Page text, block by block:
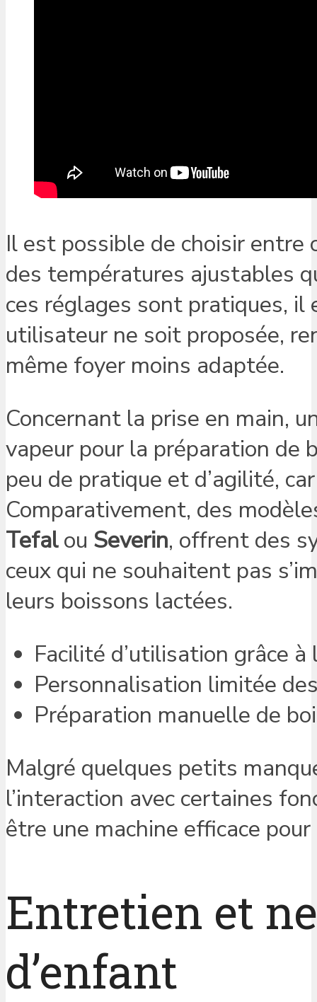
Il est possible de choisir entre
des températures ajustables
ces réglages sont pratiques, il
utilisateur ne soit proposée,
même foyer moins adaptée.
Concernant la prise en main,
vapeur pour la préparation de
peu de pratique et d’agilité,
Comparativement, des
Tefalou Severin, offrent des
ceux qui ne souhaitent pas
leurs boissons lactées.
Facilité d’utilisation grâce
Personnalisation limitée
Préparation manuelle de
Malgré quelques petits
l’interaction avec certaines
être une machine efficace
Entretien et
d’enfant